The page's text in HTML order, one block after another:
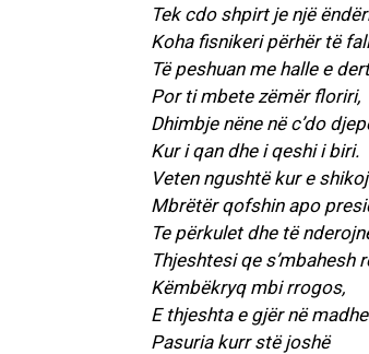
Tek cdo shpirt je një
Koha fisnikeri përhër të
Të peshuan me halle e
Por ti mbete zëmër floriri,
Dhimbje nëne në c’do
Kur i qan dhe i qeshi i biri.
Veten ngushtë kur e
Mbrëtër qofshin apo
Te përkulet dhe të
Thjeshtesi qe s’mbahesh
Këmbëkryq mbi rrogos,
E thjeshta e gjër në
Pasuria kurr stë joshë